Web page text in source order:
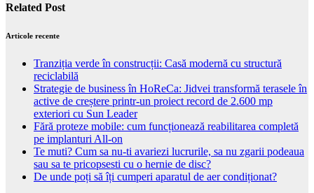
Related Post
Articole recente
Tranziția verde în construcții: Casă modernă cu structură
reciclabilă
Strategie de business în HoReCa: Jidvei transformă terasele în
active de creștere printr-un proiect record de 2.600 mp
exteriori cu Sun Leader
Fără proteze mobile: cum funcționează reabilitarea completă
pe implanturi All-on
Te muti? Cum sa nu-ti avariezi lucrurile, sa nu zgarii podeaua
sau sa te pricopsesti cu o hernie de disc?
De unde poți să îți cumperi aparatul de aer condiționat?